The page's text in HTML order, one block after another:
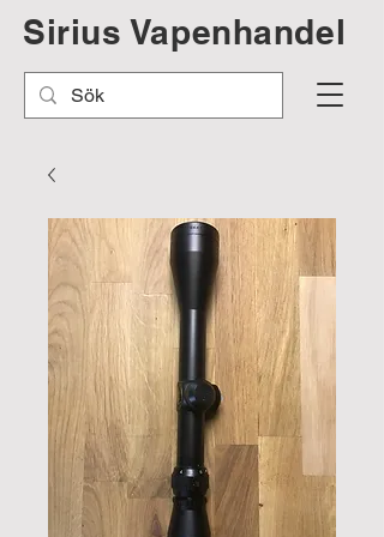
Sirius Vapenhandel